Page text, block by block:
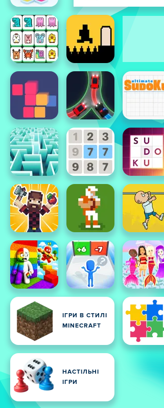
ІГРИ В СТИЛІ
MINECRAFT
НАСТІЛЬНІ
ІГРИ